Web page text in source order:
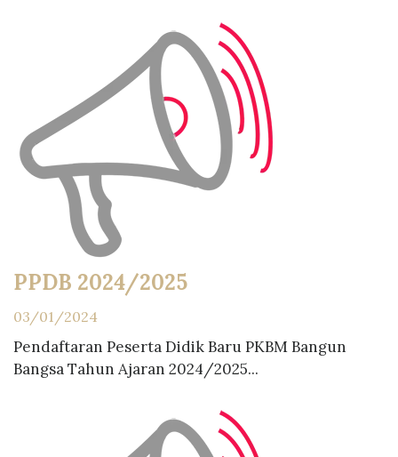
PPDB 2024/2025
03/01/2024
Pendaftaran Peserta Didik Baru PKBM Bangun
Bangsa Tahun Ajaran 2024/2025...